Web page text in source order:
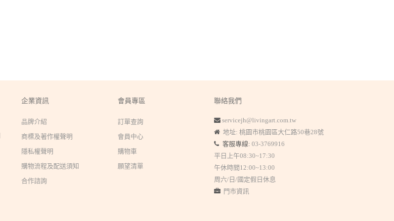
企業資訊
品牌介紹
商標及著作權聲明
隱私權聲明
購物流程及配送須知
合作諮詢
會員專區
訂單查詢
會員中心
購物車
願望清單
聯絡我們
servicejh@livingart.com.tw
地址: 桃園市桃園區大仁路50巷28號
客服專線: 03-3769916
平日上午08:30~17:30
午休時間12:00~13:00
周六/日/國定假日休息
門市資訊